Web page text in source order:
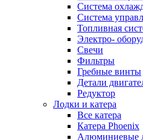
Система
Система
Топливная
Электро-
Свечи
Фильтры
Гребные винты
Детали
Редуктор
Лодки и катера
Все катера
Катера Phoenix
Алюминиевые